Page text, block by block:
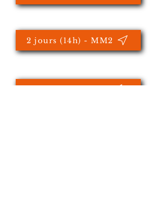
2 jours (14h) - MM2